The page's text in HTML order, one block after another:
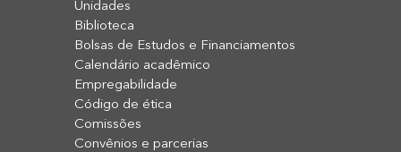
Unidades
Biblioteca
Bolsas de Estudos e Financiamentos
Calendário acadêmico
Empregabilidade
Código de ética
Comissões
Convênios e parcerias